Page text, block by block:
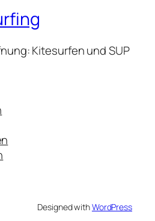
Kitesurfen und SUP
Designed withWordPress